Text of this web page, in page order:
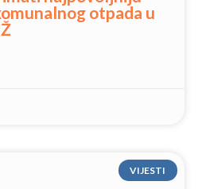
otpada u
VIJESTI